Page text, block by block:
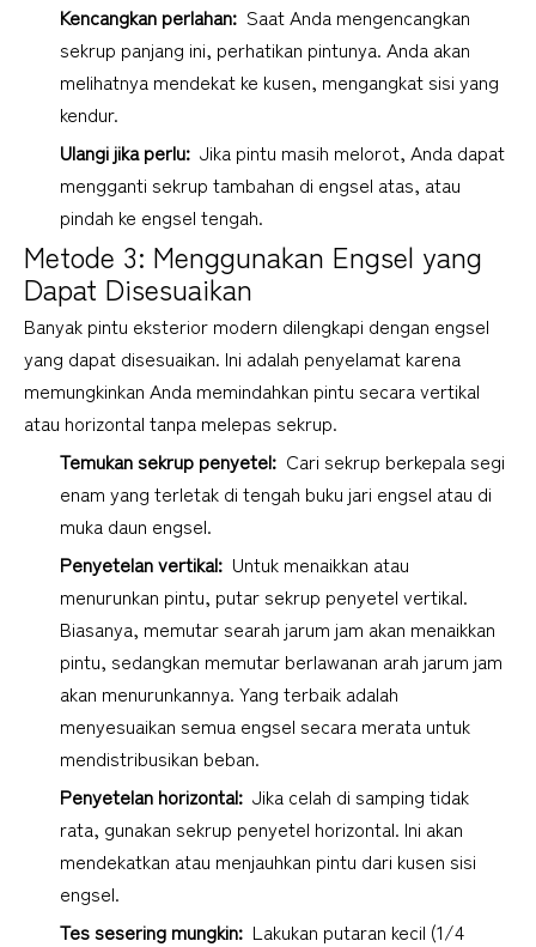
Kencangkan perlahan: Saat Anda mengencangkan
sekrup panjang ini, perhatikan pintunya. Anda akan
melihatnya mendekat ke kusen, mengangkat sisi yang
kendur.
Ulangi jika perlu: Jika pintu masih melorot, Anda dapat
mengganti sekrup tambahan di engsel atas, atau
pindah ke engsel tengah.
Metode 3: Menggunakan Engsel yang
Dapat Disesuaikan
Banyak pintu eksterior modern dilengkapi dengan engsel
yang dapat disesuaikan. Ini adalah penyelamat karena
memungkinkan Anda memindahkan pintu secara vertikal
atau horizontal tanpa melepas sekrup.
Temukan sekrup penyetel: Cari sekrup berkepala segi
enam yang terletak di tengah buku jari engsel atau di
muka daun engsel.
Penyetelan vertikal: Untuk menaikkan atau
menurunkan pintu, putar sekrup penyetel vertikal.
Biasanya, memutar searah jarum jam akan menaikkan
pintu, sedangkan memutar berlawanan arah jarum jam
akan menurunkannya. Yang terbaik adalah
menyesuaikan semua engsel secara merata untuk
mendistribusikan beban.
Penyetelan horizontal: Jika celah di samping tidak
rata, gunakan sekrup penyetel horizontal. Ini akan
mendekatkan atau menjauhkan pintu dari kusen sisi
engsel.
Tes sesering mungkin: Lakukan putaran kecil (1/4